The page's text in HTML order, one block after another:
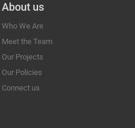
About us
Who We Are
Meet the Team
Our Projects
Our Policies
Connect us